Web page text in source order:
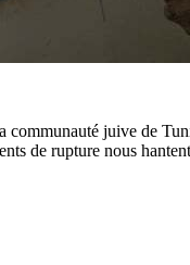
communauté juive de
de rupture nous